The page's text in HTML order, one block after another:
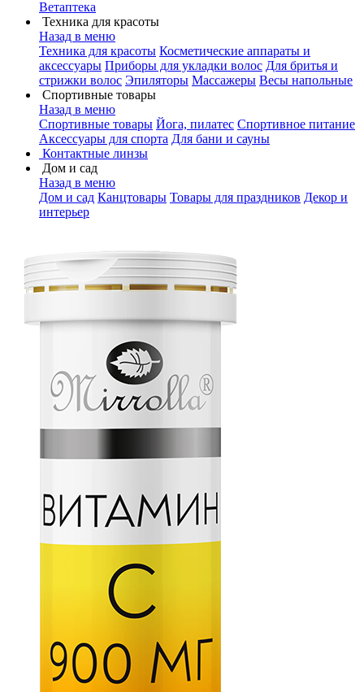
Ветаптека
Техника для красоты
Назад в меню
Техника для красоты Косметические аппараты и
аксессуары Приборы для укладки волос Для бритья и
стрижки волос Эпиляторы Массажеры Весы напольные
Спортивные товары
Назад в меню
Спортивные товары Йога, пилатес Спортивное питание
Аксессуары для спорта Для бани и сауны
Контактные линзы
Дом и сад
Назад в меню
Дом и сад Канцтовары Товары для праздников Декор и
интерьер